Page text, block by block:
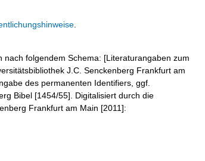
nach folgendem Schema: [Literaturangaben zum
J.C. Senckenberg Frankfurt am
des permanenten Identifiers, ggf.
Bibel [1454/55]. Digitalisiert durch die
Frankfurt am Main [2011]: